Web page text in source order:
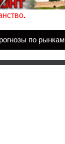
по рынкам